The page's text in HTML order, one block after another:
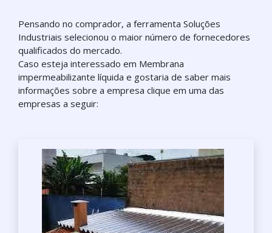
Pensando no comprador, a ferramenta Soluções
Industriais selecionou o maior número de fornecedores
qualificados do mercado.
Caso esteja interessado em Membrana
impermeabilizante líquida e gostaria de saber mais
informações sobre a empresa clique em uma das
empresas a seguir: